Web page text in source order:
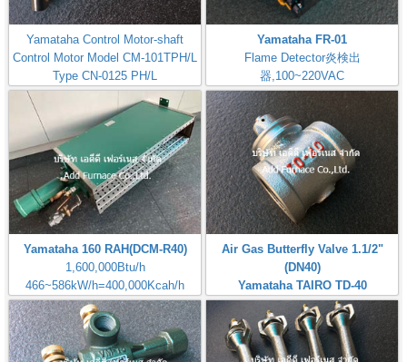
Yamataha Control Motor-shaft
Control Motor Model CM-101TPH/L
Type CN-0125 PH/L
MODEL-CM-101TPH/L-B7I
Yamataha FR-01
Flame Detector炎検出
器,100~220VAC
Check: Flame Rod
Yamataha 160 RAH(DCM-R40)
1,600,000Btu/h
466~586kW/h=400,000Kcah/h
Airheat:Max Temperature
400℃,750℉
Air Gas Butterfly Valve 1.1/2"
(DN40)
Yamataha TAIRO TD-40
Brand: Yamataha